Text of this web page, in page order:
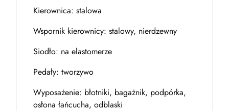
Kierownica: stalowa
Wspornik kierownicy: stalowy, nierdzewny
Siodło: na elastomerze
Pedały: tworzywo
Wyposażenie: błotniki, bagażnik, podpórka,
osłona łańcucha, odblaski